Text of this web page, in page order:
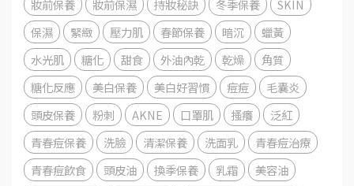
妝前保養
妝前保濕 持妝秘訣 冬季保養
SKIN
保濕
緊緻 壓力肌 春節保養 暗沉
蠟黃
水光肌
糖化 甜食 外油內乾 乾燥
角質
糖化反應
美白保養 美白好習慣 痘痘
毛囊炎
頭皮保養
粉刺 AKNE 口罩肌 搔癢
泛紅
青春痘保養
洗臉 清潔保養 洗面乳
青春痘治療
青春痘飲食
頭皮油 換季保養 乳霜
美容油